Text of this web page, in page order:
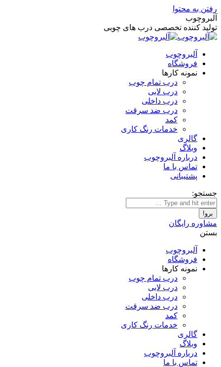
رفتن به محتوا
آلبروچوب
تولید کننده تخصصی درب های چوبی
آلبروچوب
فروشگاه
نمونه کارها
درب تمام چوب
درب لابی
درب داخلی
درب ضد سرقت
کمد
خدمات رنگ کاری
گالری
وبلاگ
درباره آلبروچوب
تماس با ما
پشتیبانی
جستجو:
مشاوره رایگان
بستن
آلبروچوب
فروشگاه
نمونه کارها
درب تمام چوب
درب لابی
درب داخلی
درب ضد سرقت
کمد
خدمات رنگ کاری
گالری
وبلاگ
درباره آلبروچوب
تماس با ما